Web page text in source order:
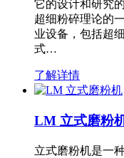
它的设计和研究
超细粉碎理论的
业设备，包括超
式…
了解详情
LM 立式磨粉
立式磨粉机是一